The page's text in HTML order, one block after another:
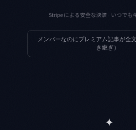
Stripe による安全な決済 · いつでも
メンバーなのにプレミアム記事が全
き継ぎ）
✦